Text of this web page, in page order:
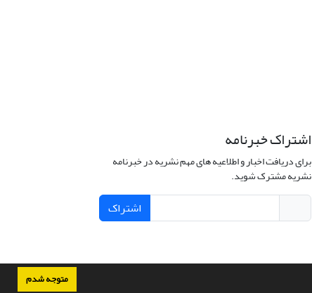
متوجه شدم
اشتراک خبرنامه
برای دریافت اخبار و اطلاعیه های مهم نشریه در خبرنامه
نشریه مشترک شوید.
اشتراک